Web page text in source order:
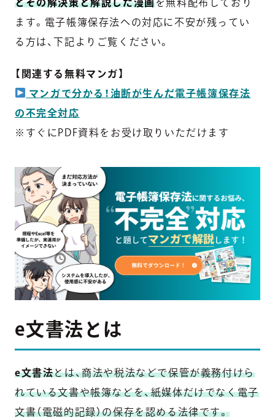
とその解決策と解説した漫画を無料配布しており
ます。電子帳簿保存法への対応に不安が残ってい
る方は、下記よりご覧ください。
【関連する無料マンガ】
マンガで分かる！油断が生んだ電子帳簿保存法
の不完全対応
※すぐにPDF資料をお受け取りいただけます
e文書法とは
e文書法とは、商法や税法などで保管が義務付けら
れている文書や帳簿などを、紙媒体だけでなく電子
文書（電磁的記録）の保存を認める法律です。